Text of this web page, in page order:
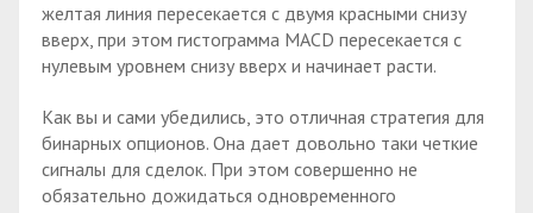
желтая линия пересекается с двумя красными снизу
вверх, при этом гистограмма MACD пересекается с
нулевым уровнем снизу вверх и начинает расти.
Как вы и сами убедились, это отличная стратегия для
бинарных опционов. Она дает довольно таки четкие
сигналы для сделок. При этом совершенно не
обязательно дожидаться одновременного